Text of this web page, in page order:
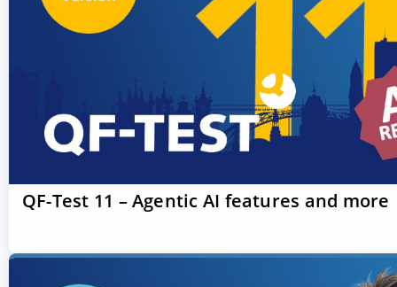
QF-Test 11 – Agentic AI features and more